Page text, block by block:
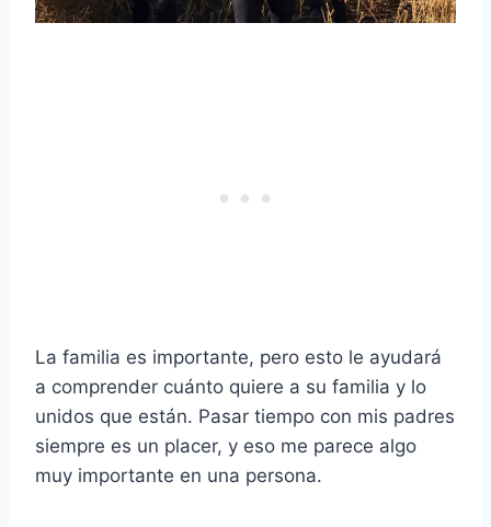
La familia es importante, pero esto le ayudará
a comprender cuánto quiere a su familia y lo
unidos que están. Pasar tiempo con mis padres
siempre es un placer, y eso me parece algo
muy importante en una persona.